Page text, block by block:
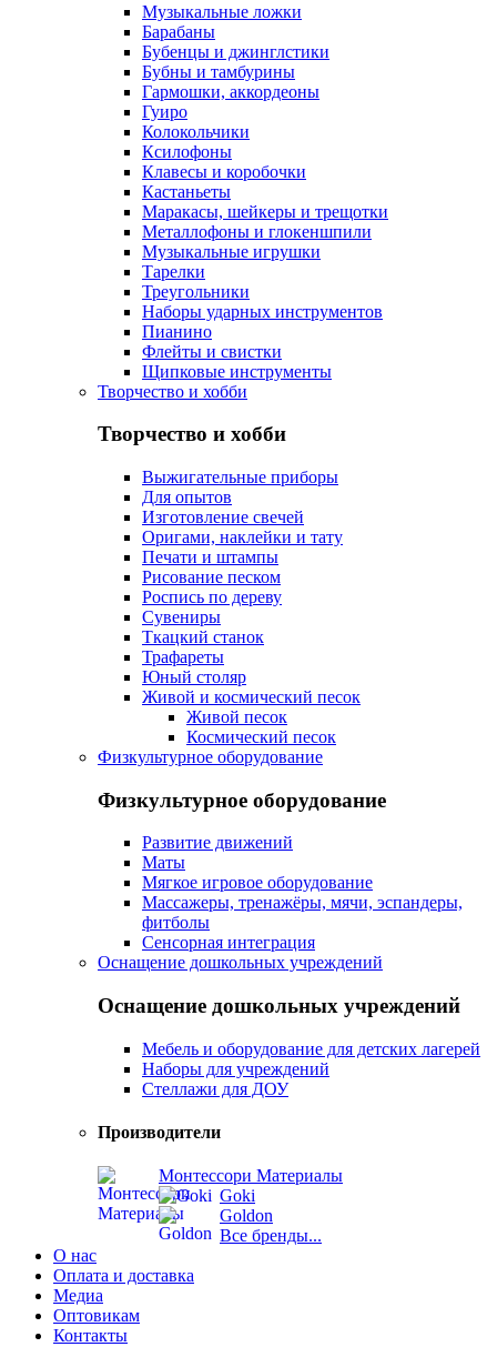
Музыкальные ложки
Барабаны
Бубенцы и джинглстики
Бубны и тамбурины
Гармошки, аккордеоны
Гуиро
Колокольчики
Ксилофоны
Клавесы и коробочки
Кастаньеты
Маракасы, шейкеры и трещотки
Металлофоны и глокеншпили
Музыкальные игрушки
Тарелки
Треугольники
Наборы ударных инструментов
Пианино
Флейты и свистки
Щипковые инструменты
Творчество и хобби
Творчество и хобби
Выжигательные приборы
Для опытов
Изготовление свечей
Оригами, наклейки и тату
Печати и штампы
Рисование песком
Роспись по дереву
Сувениры
Ткацкий станок
Трафареты
Юный столяр
Живой и космический песок
Живой песок
Космический песок
Физкультурное оборудование
Физкультурное оборудование
Развитие движений
Маты
Мягкое игровое оборудование
Массажеры, тренажёры, мячи, эспандеры,
фитболы
Сенсорная интеграция
Оснащение дошкольных учреждений
Оснащение дошкольных учреждений
Мебель и оборудование для детских лагерей
Наборы для учреждений
Стеллажи для ДОУ
Производители
Монтессори Материалы
Goki
Goldon
Все бренды...
О нас
Оплата и доставка
Медиа
Оптовикам
Контакты